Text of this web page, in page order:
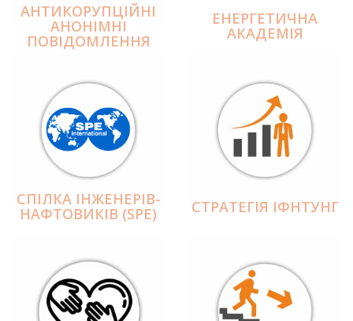
АНТИКОРУПЦІЙНІ
АНОНІМНІ
ПОВІДОМЛЕННЯ
ЕНЕРГЕТИЧНА
АКАДЕМІЯ
СПІЛКА ІНЖЕНЕРІВ-
НАФТОВИКІВ (SPE) СТРАТЕГІЯ ІФНТУНГ